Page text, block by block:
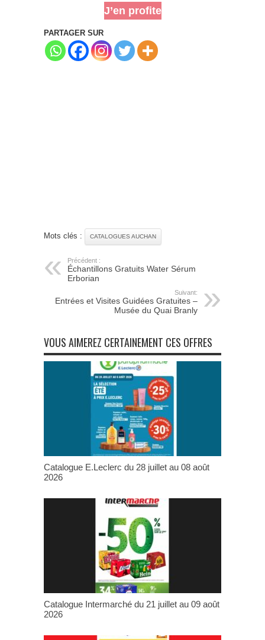
J’en profite
PARTAGER SUR
Mots clés : CATALOGUES AUCHAN
Précédent :
Échantillons Gratuits Water Sérum
Erborian
Suivant:
Entrées et Visites Guidées Gratuites –
Musée du Quai Branly
VOUS AIMEREZ CERTAINEMENT CES OFFRES
Catalogue E.Leclerc du 28 juillet au 08 août
2026
Catalogue Intermarché du 21 juillet au 09 août
2026